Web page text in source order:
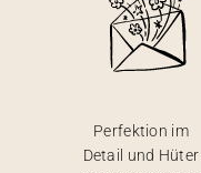
Perfektion im
Detail und Hüter